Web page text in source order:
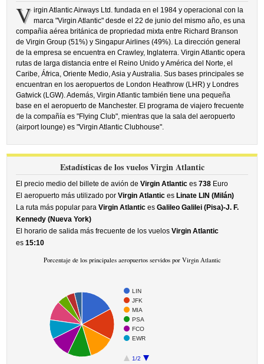
V irgin Atlantic Airways Ltd. fundada en el 1984 y operacional con la
marca "Virgin Atlantic" desde el 22 de junio del mismo año, es una
compañia aérea británica de propriedad mixta entre Richard Branson
de Virgin Group (51%) y Singapur Airlines (49%). La dirección general
de la empresa se encuentra en Crawley, Inglaterra. Virgin Atlantic opera
rutas de larga distancia entre el Reino Unido y América del Norte, el
Caribe, África, Oriente Medio, Asia y Australia. Sus bases principales se
encuentran en los aeropuertos de London Heathrow (LHR) y Londres
Gatwick (LGW). Además, Virgin Atlantic también tiene una pequeña
base en el aeropuerto de Manchester. El programa de viajero frecuente
de la compañía es "Flying Club", mientras que la sala del aeropuerto
(airport lounge) es "Virgin Atlantic Clubhouse".
Estadísticas de los vuelos Virgin Atlantic
El precio medio del billete de avión deVirgin Atlantic es738 Euro
El aeropuerto más utilizado porVirgin Atlantic es Linate LIN (Milán)
La ruta más popular paraVirgin Atlantic esGalileo Galilei (Pisa)-J. F.
Kennedy (Nueva York)
El horario de salida más frecuente de los vuelosVirgin Atlantic
es15:10
Porcentaje de los principales aeropuertos servidos por Virgin Atlantic
LIN
JFK
MIA
PSA
FCO
EWR
1/2